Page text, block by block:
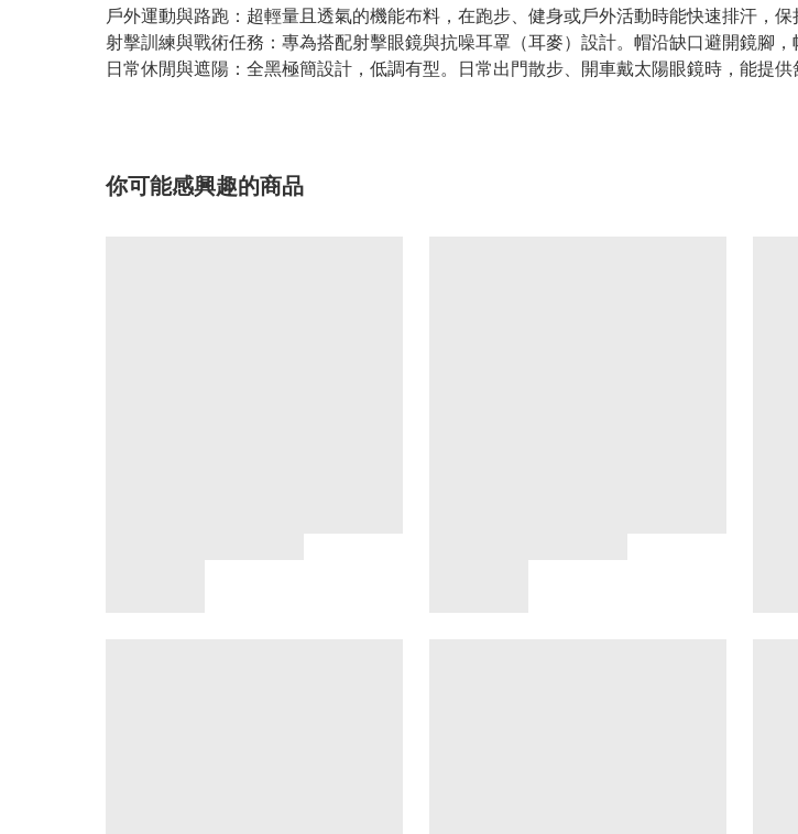
戶外運動與路跑：超輕量且透氣的機能布料，在跑步、健身或戶外活動時能快速排汗，
射擊訓練與戰術任務：專為搭配射擊眼鏡與抗噪耳罩（耳麥）設計。帽沿缺口避開鏡腳
日常休閒與遮陽：全黑極簡設計，低調有型。日常出門散步、開車戴太陽眼鏡時，能提
你可能感興趣的商品